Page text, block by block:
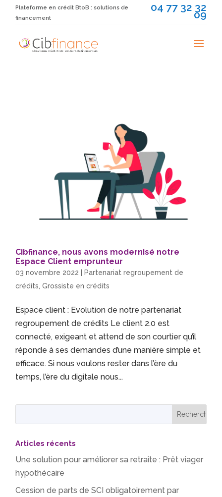
Plateforme en crédit BtoB : solutions de
financement
04 77 32 32
09
Cibfinance, nous avons modernisé notre
Espace Client emprunteur
03 novembre 2022
Partenariat regroupement de
crédits,Grossiste en crédits
Espace client : Evolution de notre partenariat
regroupement de crédits Le client 2.0 est
connecté, exigeant et attend de son courtier qu’il
réponde à ses demandes d’une manière simple et
efficace. Si nous voulons rester dans l’ère du
temps, l’ère du digitale nous...
Articles récents
Une solution pour améliorer sa retraite : Prêt viager
hypothécaire
Cession de parts de SCI obligatoirement par